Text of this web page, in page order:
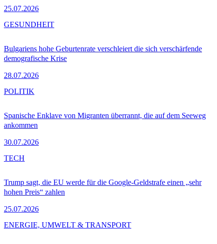
25.07.2026
Bulgariens hohe Geburtenrate verschleiert die sich verschärfende
demografische Krise
28.07.2026
GESUNDHEIT
Spanische Enklave von Migranten überrannt, die auf dem Seeweg
ankommen
30.07.2026
POLITIK
Trump sagt, die EU werde für die Google-Geldstrafe einen „sehr
hohen Preis“ zahlen
25.07.2026
TECH
ENERGIE, UMWELT & TRANSPORT